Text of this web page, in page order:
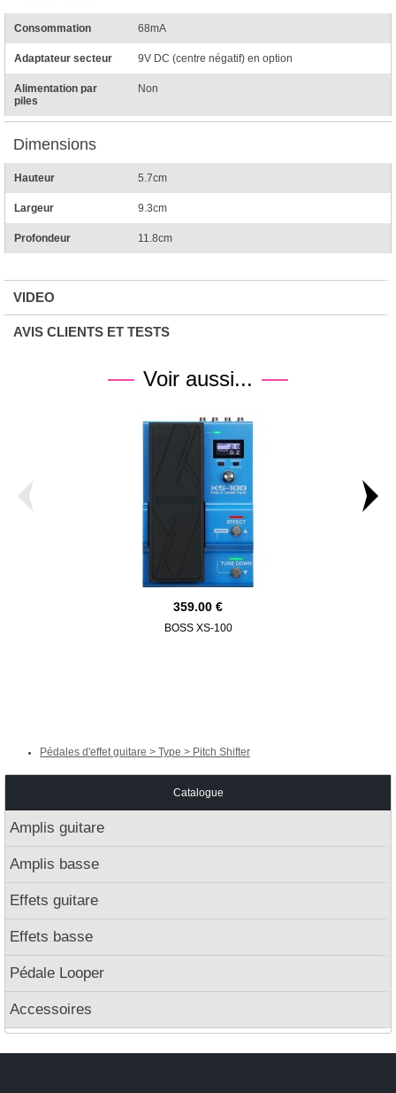
Consommation 68mA
Adaptateur secteur 9V DC (centre négatif) en option
Alimentation par
piles
Non
Dimensions
Hauteur 5.7cm
Largeur 9.3cm
Profondeur 11.8cm
VIDEO
AVIS CLIENTS ET TESTS
Voir aussi...
359.00
BOSS XS-100
Pédales d'effet guitare > Type > Pitch Shifter
Catalogue
Amplis guitare
Amplis basse
Effets guitare
Effets basse
Pédale Looper
Accessoires